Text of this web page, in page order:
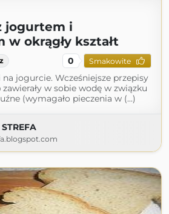
jogurtem i
w okrągły kształt
0 Smakowite
jogurcie. Wcześniejsze przepisy
zawierały w sobie wodę w związku
(wymagało pieczenia w (...)